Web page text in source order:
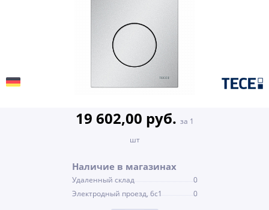
19 602,00 руб. за 1
шт
Наличие в магазинах
Удаленный склад
0
Электродный проезд, 6с1
0